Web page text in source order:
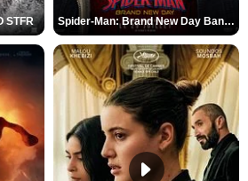
STFR Spider-Man: Brand New Day Bande-annonce VO STFR